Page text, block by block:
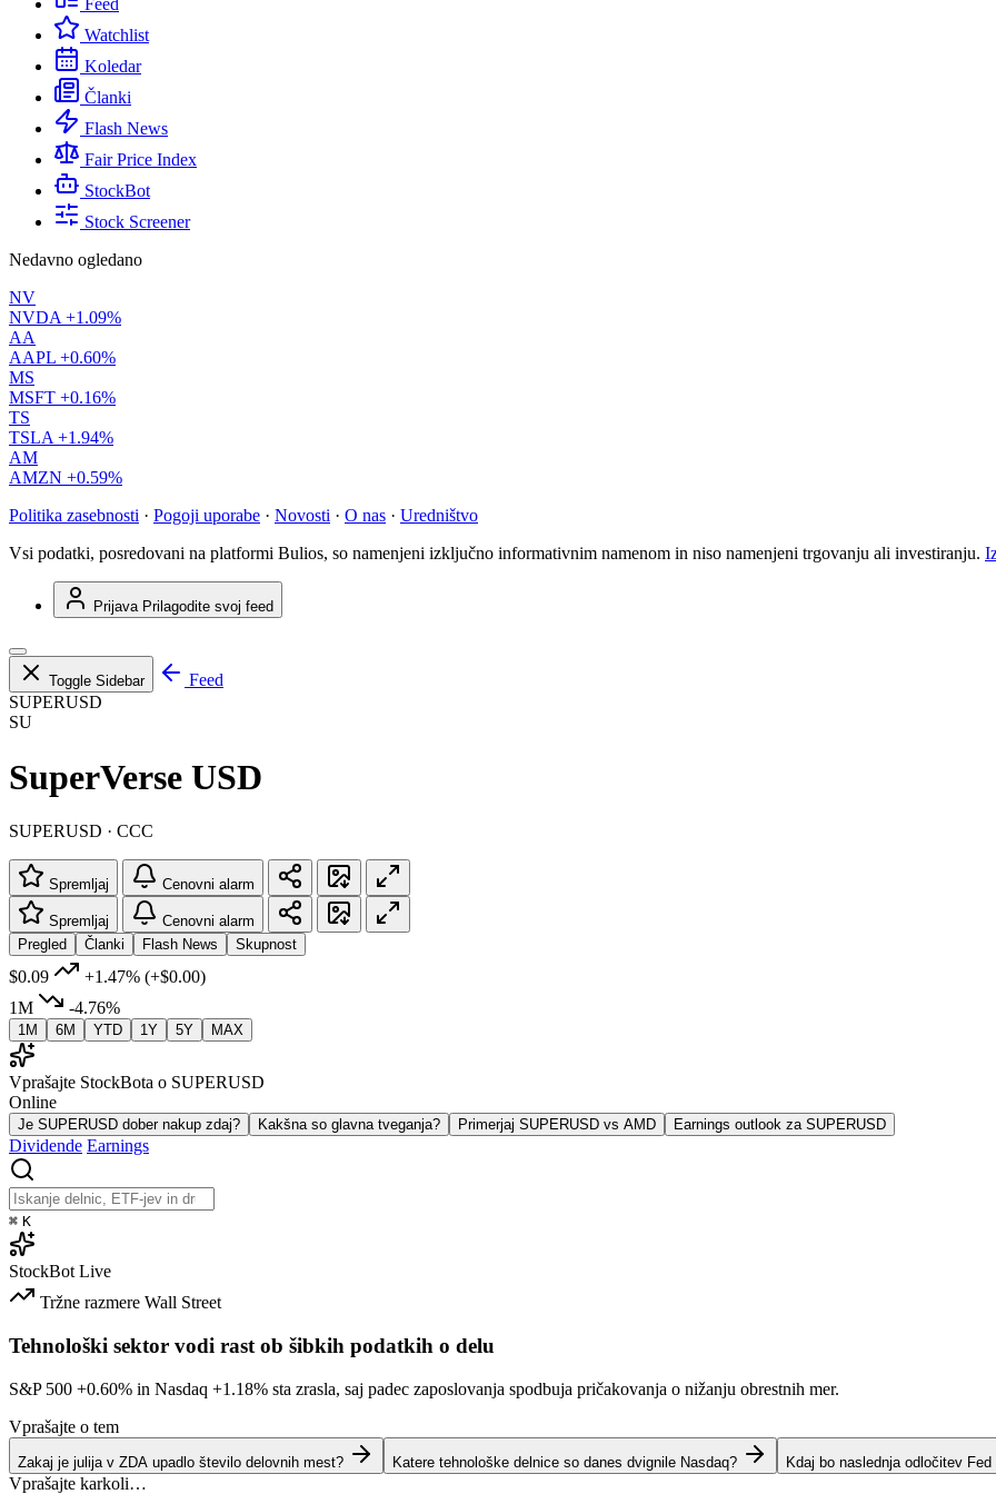
Feed
Watchlist
Koledar
Članki
Flash News
Fair Price Index
StockBot
Stock Screener
Nedavno ogledano
NV
NVDA +1.09%
AA
AAPL +0.60%
MS
MSFT +0.16%
TS
TSLA +1.94%
AM
AMZN +0.59%
Politika zasebnosti · Pogoji uporabe · Novosti · O nas · Uredništvo
Vsi podatki, posredovani na platformi Bulios, so namenjeni izključno informativnim namenom in niso namenjeni trgovanju ali investiranju.
Prijava Prilagodite svoj feed
Toggle Sidebar
Feed
SUPERUSD
SU
SuperVerse USD
SUPERUSD · CCC
Spremljaj Cenovni alarm
Spremljaj
Cenovni alarm
Pregled
Članki Flash News Skupnost
$0.09 +1.47% (+$0.00)
1M
-4.76%
1M 6M YTD 1Y 5Y MAX
Vprašajte StockBota o SUPERUSD
Online
Je SUPERUSD dober nakup zdaj? Kakšna so glavna tveganja? Primerjaj SUPERUSD vs AMD Earnings outlook za SUPERUSD
Dividende Earnings
⌘ K
StockBot Live
Tržne razmere Wall Street
Tehnološki sektor vodi rast ob šibkih podatkih o delu
S&P 500 +0.60% in Nasdaq +1.18% sta zrasla, saj padec zaposlovanja spodbuja pričakovanja o nižanju obrestnih mer.
Vprašajte o tem
Zakaj je julija v ZDA upadlo število delovnih mest? Katere tehnološke delnice so danes dvignile Nasdaq? Kdaj bo naslednja odločitev